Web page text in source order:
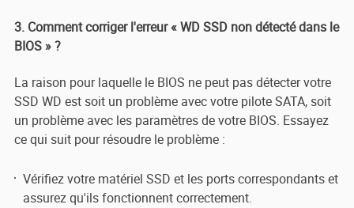
3. Comment corriger l'erreur « WD SSD non détecté dans le
BIOS » ?
La raison pour laquelle le BIOS ne peut pas détecter votre
SSD WD est soit un problème avec votre pilote SATA, soit
un problème avec les paramètres de votre BIOS. Essayez
ce qui suit pour résoudre le problème :
Vérifiez votre matériel SSD et les ports correspondants et
assurez qu'ils fonctionnent correctement.